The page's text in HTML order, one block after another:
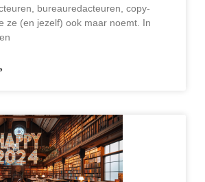
bureauredacteuren, copy-
ze (en jezelf) ook maar noemt. In